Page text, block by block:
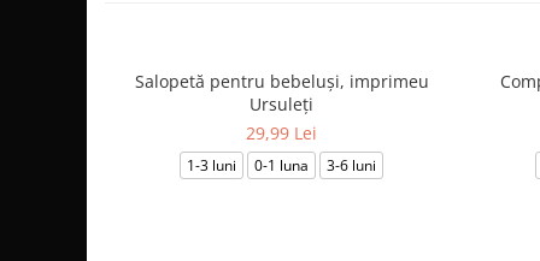
Salopetă pentru bebeluși, imprimeu
Ursuleți
29,99 Lei
1-3 luni 0-1 luna 3-6 luni